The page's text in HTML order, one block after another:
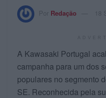
Por Redação
A Kawasaki Portugal
campanha para um dos
populares no segmento
SE. Reconhecida pela